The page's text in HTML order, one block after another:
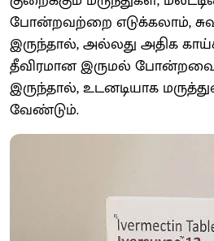
போன்றவற்றை எடுக்கலாம்,
இருந்தால், அல்லது அதிக
தீவிரமான இருமல் போன்றவை
இருந்தால், உடனடியாக
வேண்டும்.